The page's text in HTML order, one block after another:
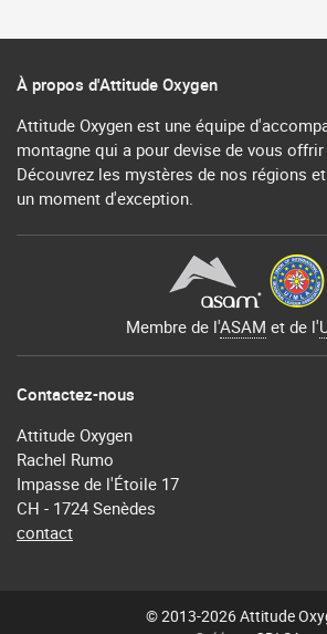
À propos d'Attitude Oxygen
Attitude Oxygen est une équipe
montagne qui a pour devise de vous offrir
Découvrez les mystères de nos régions
un moment d'exception.
Membre de l'ASAM et de l'
Contactez-nous
Attitude Oxygen
Rachel Rumo
Impasse de l'Étoile 17
CH - 1724 Senèdes
contact
© 2013-2026 Attitude